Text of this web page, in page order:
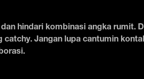
hindari kombinasi angka rumit.
Jangan lupa cantumin